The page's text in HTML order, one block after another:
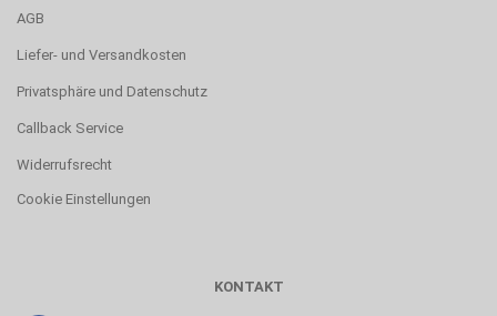
AGB
Liefer- und Versandkosten
Privatsphäre und Datenschutz
Callback Service
Widerrufsrecht
Cookie Einstellungen
KONTAKT